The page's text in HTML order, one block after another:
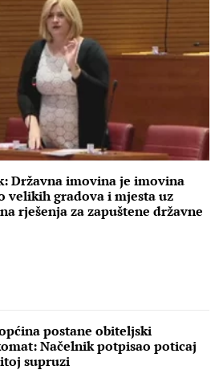
Državna imovina je imovina
velikih gradova i mjesta uz
rješenja za zapuštene državne
postane obiteljski
Načelnik potpisao poticaj
supruzi